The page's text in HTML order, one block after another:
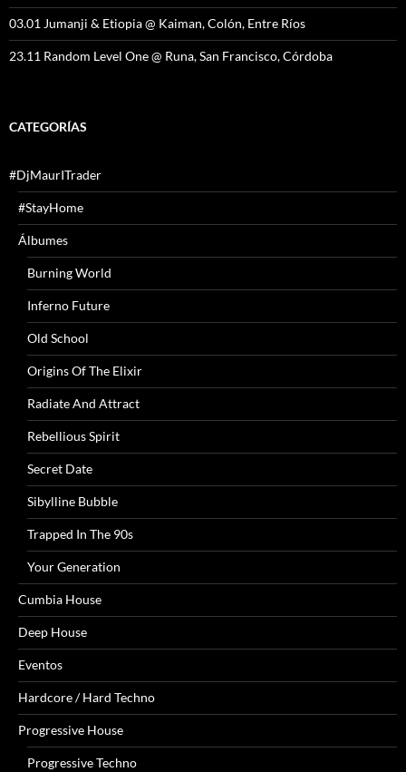
03.01 Jumanji & Etiopia @ Kaiman, Colón, Entre Ríos
23.11 Random Level One @ Runa, San Francisco, Córdoba
CATEGORÍAS
#DjMaurITrader
#StayHome
Álbumes
Burning World
Inferno Future
Old School
Origins Of The Elixir
Radiate And Attract
Rebellious Spirit
Secret Date
Sibylline Bubble
Trapped In The 90s
Your Generation
Cumbia House
Deep House
Eventos
Hardcore / Hard Techno
Progressive House
Progressive Techno